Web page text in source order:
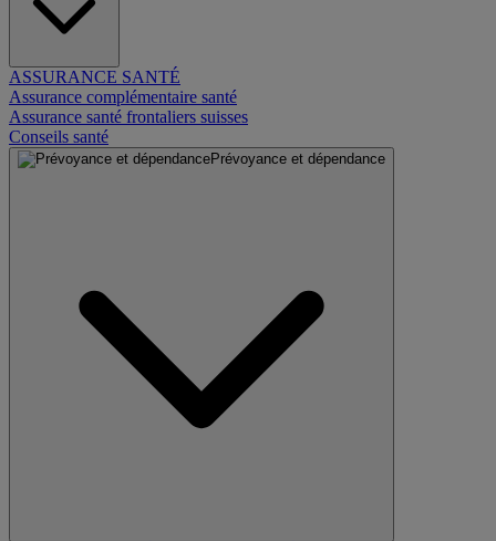
ASSURANCE SANTÉ
Assurance complémentaire santé
Assurance santé frontaliers suisses
Conseils santé
Prévoyance et dépendance